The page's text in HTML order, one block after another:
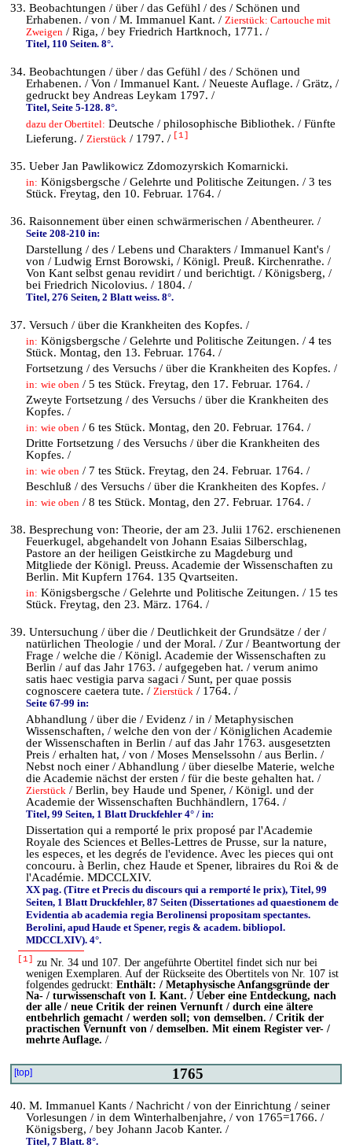
33. Beobachtungen / über / das Gefühl / des / Schönen und
Erhabenen. / von / M. Immanuel Kant. / Zierstück: Cartouche mit
Zweigen / Riga, / bey Friedrich Hartknoch, 1771. /
Titel, 110 Seiten. 8°.
34. Beobachtungen / über / das Gefühl / des / Schönen und
Erhabenen. / Von / Immanuel Kant. / Neueste Auflage. / Grätz, /
gedruckt bey Andreas Leykam 1797. /
Titel, Seite 5-128. 8°.
dazu der Obertitel: Deutsche / philosophische Bibliothek. / Fünfte
Lieferung. / Zierstück / 1797. / [1]
35. Ueber Jan Pawlikowicz Zdomozyrskich Komarnicki.
in: Königsbergsche / Gelehrte und Politische Zeitungen. / 3 tes
Stück. Freytag, den 10. Februar. 1764. /
36. Raisonnement über einen schwärmerischen / Abentheurer. /
Seite 208-210 in:
Darstellung / des / Lebens und Charakters / Immanuel Kant's /
von / Ludwig Ernst Borowski, / Königl. Preuß. Kirchenrathe. /
Von Kant selbst genau revidirt / und berichtigt. / Königsberg, /
bei Friedrich Nicolovius. / 1804. /
Titel, 276 Seiten, 2 Blatt weiss. 8°.
37. Versuch / über die Krankheiten des Kopfes. /
in: Königsbergsche / Gelehrte und Politische Zeitungen. / 4 tes
Stück. Montag, den 13. Februar. 1764. /
Fortsetzung / des Versuchs / über die Krankheiten des Kopfes. /
in: wie oben / 5 tes Stück. Freytag, den 17. Februar. 1764. /
Zweyte Fortsetzung / des Versuchs / über die Krankheiten des
Kopfes. /
in: wie oben / 6 tes Stück. Montag, den 20. Februar. 1764. /
Dritte Fortsetzung / des Versuchs / über die Krankheiten des
Kopfes. /
in: wie oben / 7 tes Stück. Freytag, den 24. Februar. 1764. /
Beschluß / des Versuchs / über die Krankheiten des Kopfes. /
in: wie oben / 8 tes Stück. Montag, den 27. Februar. 1764. /
38. Besprechung von: Theorie, der am 23. Julii 1762. erschienenen
Feuerkugel, abgehandelt von Johann Esaias Silberschlag,
Pastore an der heiligen Geistkirche zu Magdeburg und
Mitgliede der Königl. Preuss. Academie der Wissenschaften zu
Berlin. Mit Kupfern 1764. 135 Qvartseiten.
in: Königsbergsche / Gelehrte und Politische Zeitungen. / 15 tes
Stück. Freytag, den 23. März. 1764. /
39. Untersuchung / über die / Deutlichkeit der Grundsätze / der /
natürlichen Theologie / und der Moral. / Zur / Beantwortung der
Frage / welche die / Königl. Academie der Wissenschaften zu
Berlin / auf das Jahr 1763. / aufgegeben hat. / verum animo
satis haec vestigia parva sagaci / Sunt, per quae possis
cognoscere caetera tute. / Zierstück / 1764. /
Seite 67-99 in:
Abhandlung / über die / Evidenz / in / Metaphysischen
Wissenschaften, / welche den von der / Königlichen Academie
der Wissenschaften in Berlin / auf das Jahr 1763. ausgesetzten
Preis / erhalten hat, / von / Moses Menselssohn / aus Berlin. /
Nebst noch einer / Abhandlung / über dieselbe Materie, welche
die Academie nächst der ersten / für die beste gehalten hat. /
Zierstück / Berlin, bey Haude und Spener, / Königl. und der
Academie der Wissenschaften Buchhändlern, 1764. /
Titel, 99 Seiten, 1 Blatt Druckfehler 4° / in:
Dissertation qui a remporté le prix proposé par l'Academie
Royale des Sciences et Belles-Lettres de Prusse, sur la nature,
les especes, et les degrés de l'evidence. Avec les pieces qui ont
concouru. à Berlin, chez Haude et Spener, libraires du Roi & de
l'Académie. MDCCLXIV.
XX pag. (Titre et Precis du discours qui a remporté le prix), Titel, 99
Seiten, 1 Blatt Druckfehler, 87 Seiten (Dissertationes ad quaestionem de
Evidentia ab academia regia Berolinensi propositam spectantes.
Berolini, apud Haude et Spener, regis & academ. bibliopol.
MDCCLXIV). 4°.
[1] zu Nr. 34 und 107. Der angeführte Obertitel findet sich nur bei
wenigen Exemplaren. Auf der Rückseite des Obertitels von Nr. 107 ist
folgendes gedruckt: Enthält: / Metaphysische Anfangsgründe der
Na- / turwissenschaft von I. Kant. / Ueber eine Entdeckung, nach
der alle / neue Critik der reinen Vernunft / durch eine ältere
entbehrlich gemacht / werden soll; von demselben. / Critik der
practischen Vernunft von / demselben. Mit einem Register ver- /
mehrte Auflage. /
[top] 1765
40. M. Immanuel Kants / Nachricht / von der Einrichtung / seiner
Vorlesungen / in dem Winterhalbenjahre, / von 1765=1766. /
Königsberg, / bey Johann Jacob Kanter. /
Titel, 7 Blatt. 8°.